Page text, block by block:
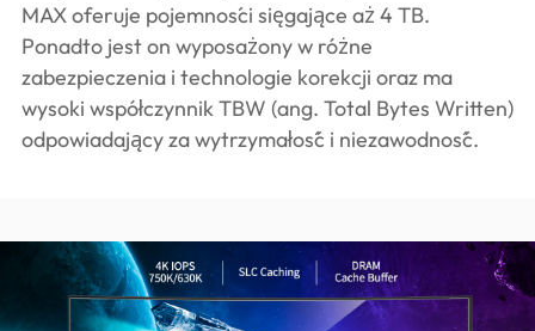
MAX oferuje pojemności sięgające aż 4 TB.
Ponadto jest on wyposażony w różne
zabezpieczenia i technologie korekcji oraz ma
wysoki współczynnik TBW (ang. Total Bytes Written)
odpowiadający za wytrzymałość i niezawodność.